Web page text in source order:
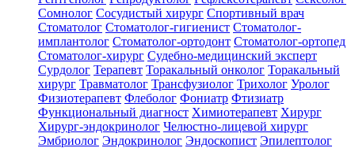
Сомнолог Сосудистый хирург Спортивный врач
Стоматолог Стоматолог-гигиенист Стоматолог-
имплантолог Стоматолог-ортодонт Стоматолог-ортопед
Стоматолог-хирург Судебно-медицинский эксперт
Сурдолог Терапевт Торакальный онколог Торакальный
хирург Травматолог Трансфузиолог Трихолог Уролог
Физиотерапевт Флеболог Фониатр Фтизиатр
Функциональный диагност Химиотерапевт Хирург
Хирург-эндокринолог Челюстно-лицевой хирург
Эмбриолог Эндокринолог Эндоскопист Эпилептолог